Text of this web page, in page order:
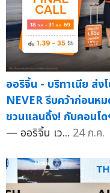
ออริจิ้น - บริทาเนีย ส่
NEVER รีบคว้าก่อนห
ชวนแลนดิ้ง! กับคอนโ
— ออริจิ้น เว... 24 ก.ค.